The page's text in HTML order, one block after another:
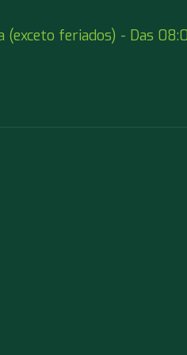
(exceto feriados) - Das